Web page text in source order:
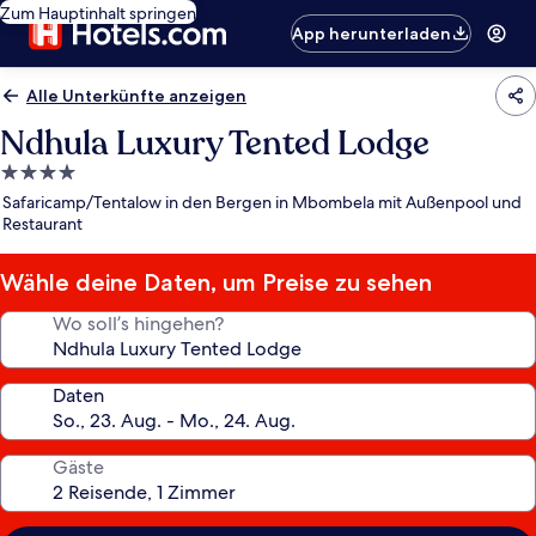
Zum Hauptinhalt springen
App herunterladen
Alle Unterkünfte anzeigen
Ndhula Luxury Tented Lodge
4.0-
Sterne-
Unterkunft
Safaricamp/Tentalow in den Bergen in Mbombela mit Außenpool und
Restaurant
Wähle deine Daten, um Preise zu sehen
Wo soll’s hingehen?
Daten
Gäste